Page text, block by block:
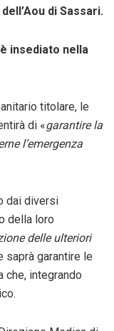
di Sassari.
insediato nella
titolare, le
di «garantire la
l’emergenza
dai diversi
della loro
delle ulteriori
saprà garantire le
integrando